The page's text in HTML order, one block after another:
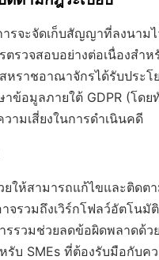
รจะจัดเก็บสัญญาที่ลงนาม
รวจสอบอย่างต่อเนื่องสำ
หราชอาณาจักรได้รับปร
าข้อมูลภายใต้ GDPR (โ
มเสี่ยงในการดำเนินคดี
ให้สามารถแก้ไขและติดต
รวมถึงเวิร์กโฟลว์อัตโนมั
วมช่วยลดข้อผิดพลาดด้วย
รับ SMEs ที่ต้องรับมือกับ